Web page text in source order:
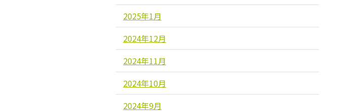
2025年1月
2024年12月
2024年11月
2024年10月
2024年9月